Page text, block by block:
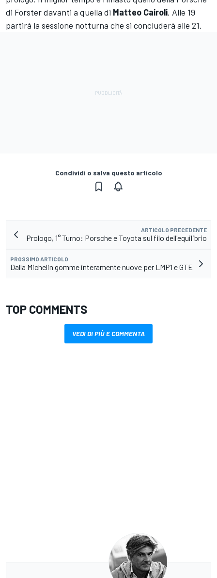
di Forster davanti a quella di Matteo Cairoli. Alle 19
partirà la sessione notturna che si concluderà alle 21.
Condividi o salva questo articolo
ARTICOLO PRECEDENTE
Prologo, 1° Turno: Porsche e Toyota sul filo dell'equilibrio
PROSSIMO ARTICOLO
Dalla Michelin gomme interamente nuove per LMP1 e GTE
TOP COMMENTS
VEDI DI PIÙ E COMMENTA